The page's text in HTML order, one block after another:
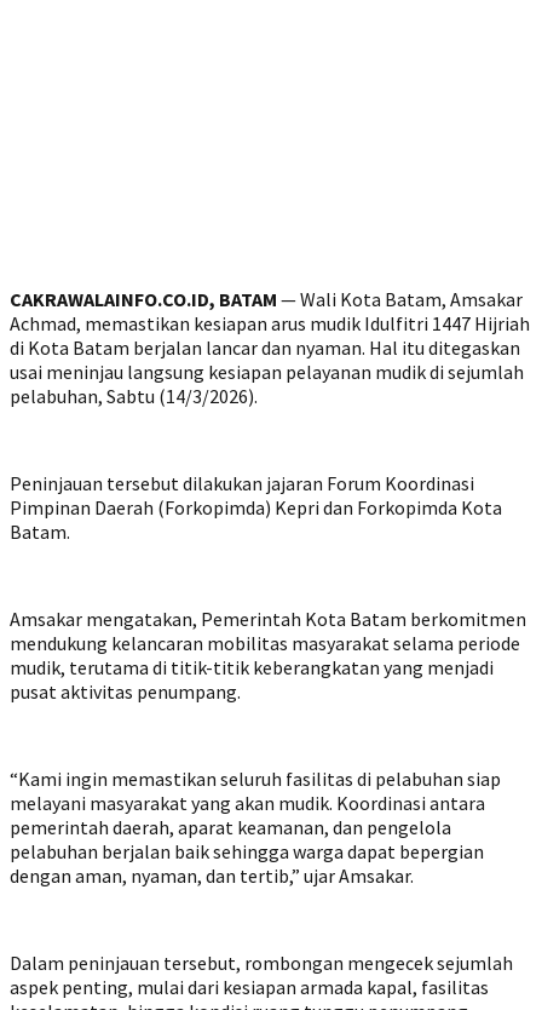
CAKRAWALAINFO.CO.ID, BATAM — Wali Kota Batam, Amsakar
Achmad, memastikan kesiapan arus mudik Idulfitri 1447 Hijriah
di Kota Batam berjalan lancar dan nyaman. Hal itu ditegaskan
usai meninjau langsung kesiapan pelayanan mudik di sejumlah
pelabuhan, Sabtu (14/3/2026).
Peninjauan tersebut dilakukan jajaran Forum Koordinasi
Pimpinan Daerah (Forkopimda) Kepri dan Forkopimda Kota
Batam.
Amsakar mengatakan, Pemerintah Kota Batam berkomitmen
mendukung kelancaran mobilitas masyarakat selama periode
mudik, terutama di titik-titik keberangkatan yang menjadi
pusat aktivitas penumpang.
“Kami ingin memastikan seluruh fasilitas di pelabuhan siap
melayani masyarakat yang akan mudik. Koordinasi antara
pemerintah daerah, aparat keamanan, dan pengelola
pelabuhan berjalan baik sehingga warga dapat bepergian
dengan aman, nyaman, dan tertib,” ujar Amsakar.
Dalam peninjauan tersebut, rombongan mengecek sejumlah
aspek penting, mulai dari kesiapan armada kapal, fasilitas